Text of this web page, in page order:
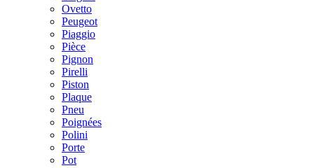
Ovetto
Peugeot
Piaggio
Pièce
Pignon
Pirelli
Piston
Plaque
Pneu
Poignées
Polini
Porte
Pot